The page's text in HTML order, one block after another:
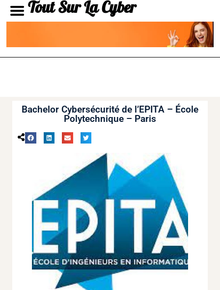
Tout Sur La Cyber
Bachelor Cybersécurité de l’EPITA – École
Polytechnique – Paris